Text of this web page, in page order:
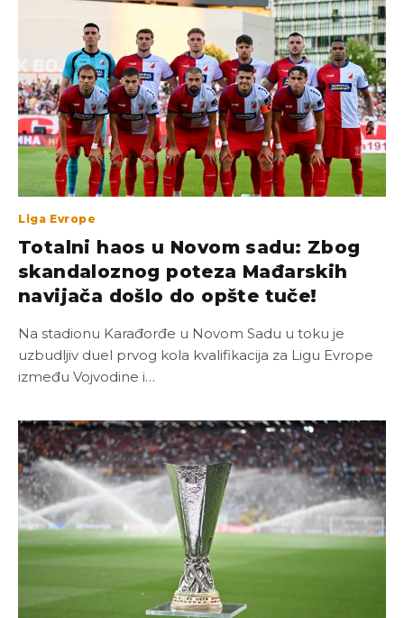
Liga Evrope
Totalni haos u Novom sadu: Zbog
skandaloznog poteza Mađarskih
navijača došlo do opšte tuče!
Na stadionu Karađorđe u Novom Sadu u toku je
uzbudljiv duel prvog kola kvalifikacija za Ligu Evrope
između Vojvodine i…